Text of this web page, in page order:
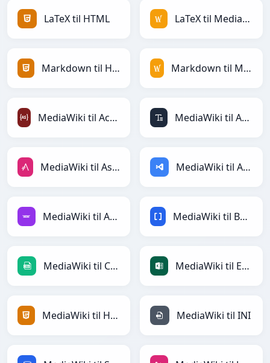
LaTeX til HTML LaTeX til MediaWiki
Markdown til HTML Markdown til MediaWiki
MediaWiki til ActionScript MediaWiki til ASCII
MediaWiki til AsciiDoc MediaWiki til ASP
MediaWiki til Avro MediaWiki til BBCode
MediaWiki til CSV MediaWiki til Excel
MediaWiki til HTML MediaWiki til INI